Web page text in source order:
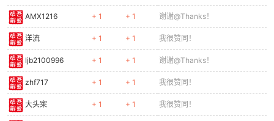
AMX1216 + 1 + 1 谢谢@Thanks！
洋流 + 1 + 1 我很赞同！
ljb2100996 + 1 + 1 谢谢@Thanks！
zhf717 + 1 + 1 我很赞同！
大头寀 + 1 + 1 我很赞同！